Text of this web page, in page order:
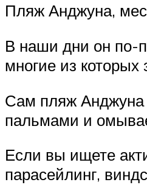
Пляж Анджуна,
В наши дни он по-
многие из которых
Сам пляж Анджуна
пальмами и
Если вы ищете
парасейлинг,